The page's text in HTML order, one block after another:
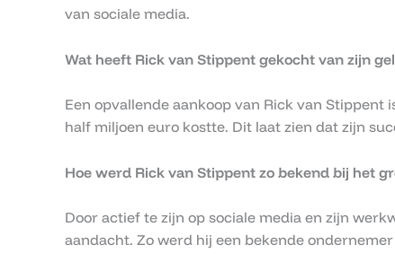
van sociale media.
Wat heeft Rick van Stippent gekocht van zijn
Een opvallende aankoop van Rick van Stippent
half miljoen euro kostte. Dit laat zien dat zijn
Hoe werd Rick van Stippent zo bekend bij het
Door actief te zijn op sociale media en zijn
aandacht. Zo werd hij een bekende